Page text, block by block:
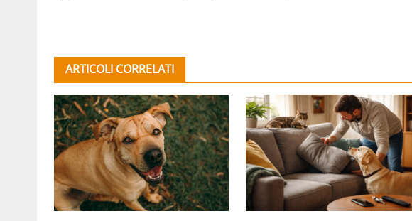
ARTICOLI CORRELATI